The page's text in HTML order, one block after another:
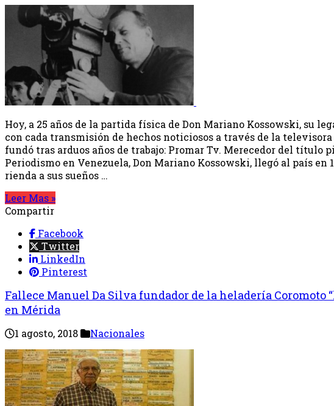
Hoy, a 25 años de la partida física de Don Mariano Kossowski, su
con cada transmisión de hechos noticiosos a través de la
fundó tras arduos años de trabajo: Promar Tv. Merecedor del título
Periodismo en Venezuela, Don Mariano Kossowski, llegó al país en
rienda a sus sueños …
Leer Mas »
Compartir
Facebook
Twitter
LinkedIn
Pinterest
Fallece Manuel Da Silva fundador de la heladería Coromoto
en Mérida
1 agosto, 2018 Nacionales